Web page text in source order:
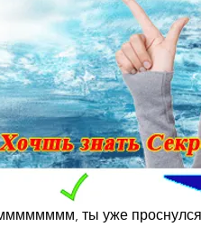
ты уже проснулся